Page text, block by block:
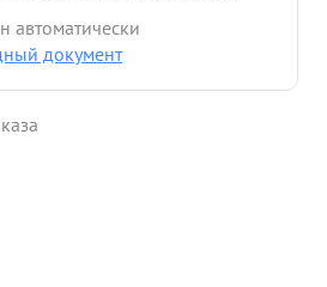
в р-н дорог Графекий-Пиев,
более рот. метроты
автоматически
документ